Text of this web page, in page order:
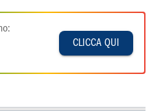
CLICCA QUI